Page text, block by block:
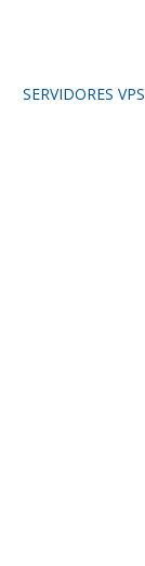
SERVIDORES VPS